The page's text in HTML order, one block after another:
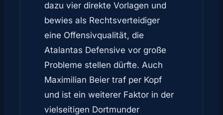
dazu vier direkte Vorlagen und
bewies als Rechtsverteidiger
eine Offensivqualität, die
Atalantas Defensive vor große
Probleme stellen dürfte. Auch
Maximilian Beier traf per Kopf
und ist ein weiterer Faktor in der
vielseitigen Dortmunder